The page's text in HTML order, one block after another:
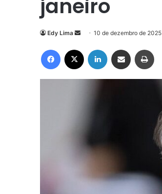
janeiro
Edy Lima
Mande
e-
mail
10 de dezembro de 2025
Facebook Linkedin Compartilhar via e-mail